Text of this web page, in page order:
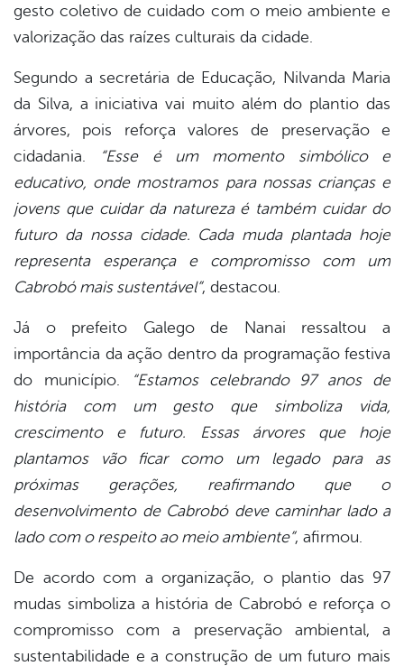
gesto coletivo de cuidado com o meio ambiente e
valorização das raízes culturais da cidade.
Segundo a secretária de Educação, Nilvanda Maria
da Silva, a iniciativa vai muito além do plantio das
árvores, pois reforça valores de preservação e
cidadania.
“Esse é um momento simbólico e
educativo, onde mostramos para nossas crianças e
jovens que cuidar da natureza é também cuidar do
futuro da nossa cidade. Cada muda plantada hoje
representa esperança e compromisso com um
Cabrobó mais sustentável”, destacou.
Já o prefeito Galego de Nanai ressaltou a
importância da ação dentro da programação festiva
do município.
“Estamos celebrando 97 anos de
história com um gesto que simboliza vida,
crescimento e futuro. Essas árvores que hoje
plantamos vão ficar como um legado para as
próximas gerações, reafirmando que o
desenvolvimento de Cabrobó deve caminhar lado a
lado com o respeito ao meio ambiente”, afirmou.
De acordo com a organização, o plantio das 97
mudas simboliza a história de Cabrobó e reforça o
compromisso com a preservação ambiental, a
sustentabilidade e a construção de um futuro mais